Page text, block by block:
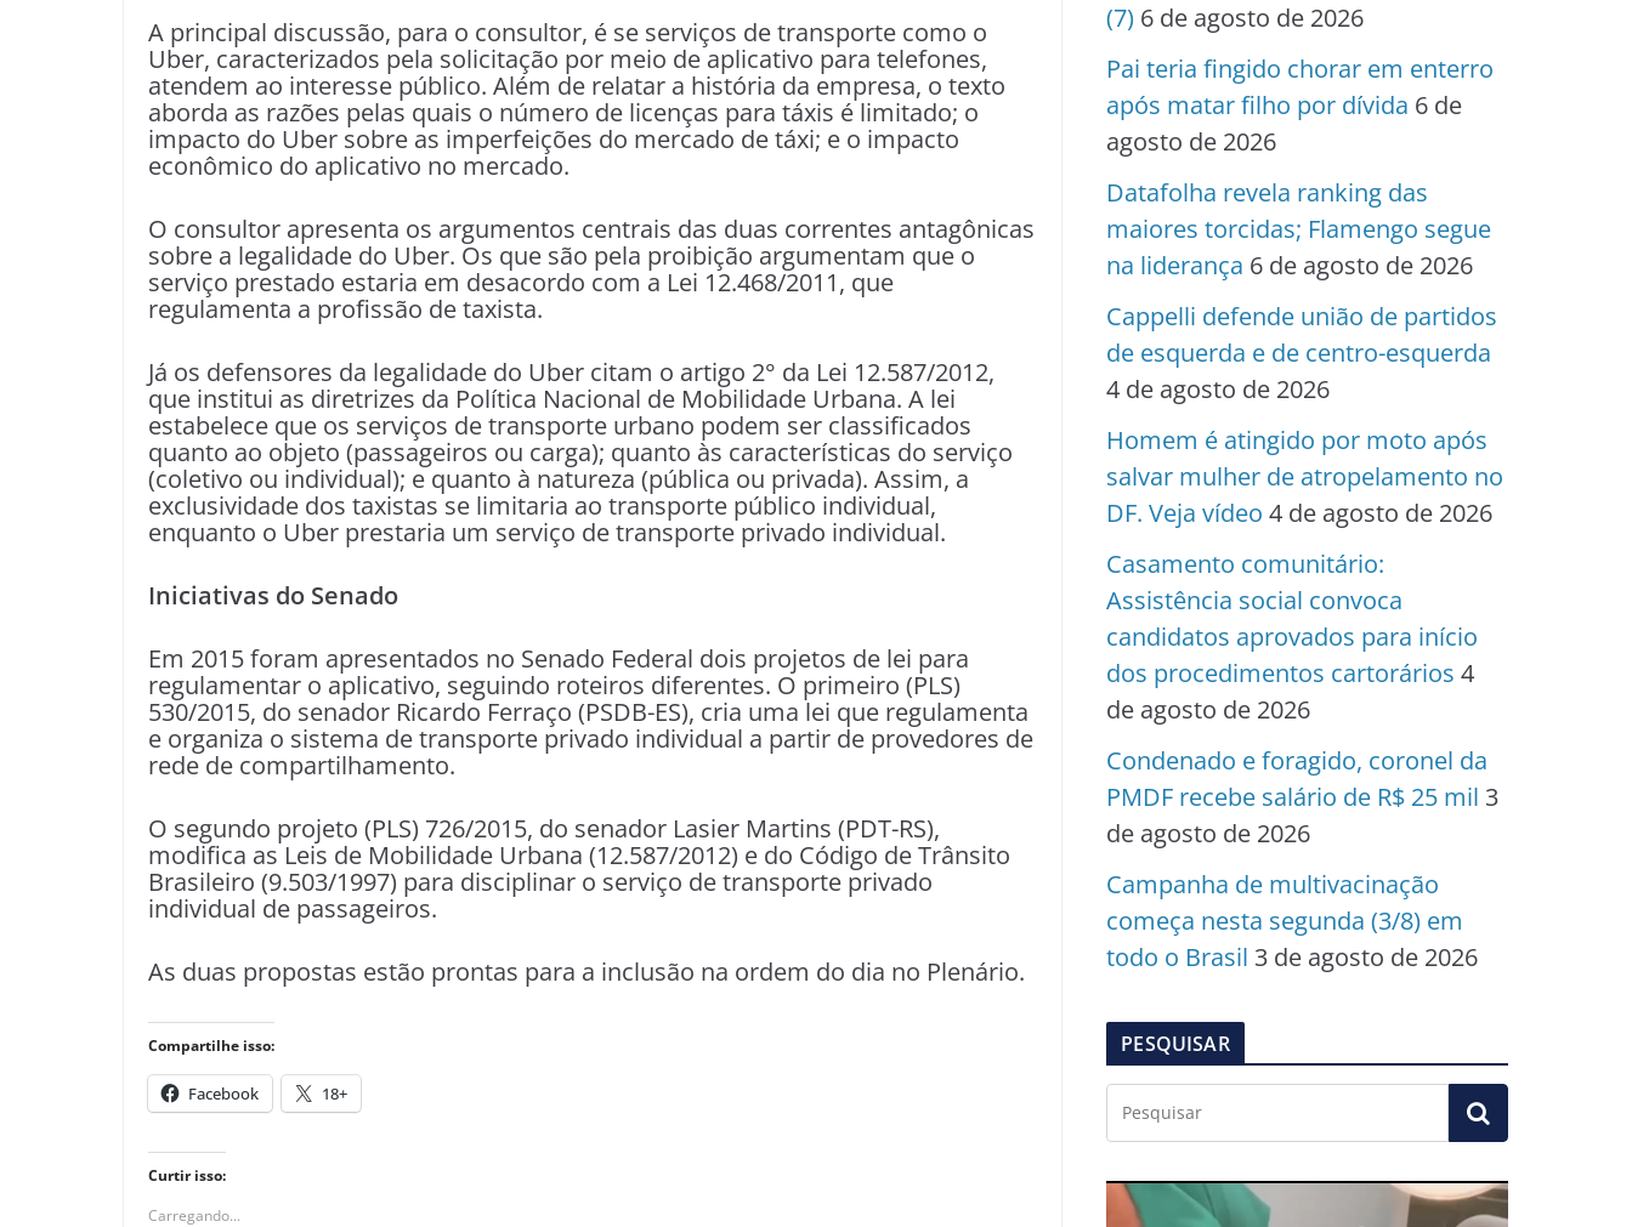
A principal discussão, para o consultor, é se serviços de transporte como o
Uber, caracterizados pela solicitação por meio de aplicativo para telefones,
atendem ao interesse público. Além de relatar a história da empresa, o texto
aborda as razões pelas quais o número de licenças para táxis é limitado; o
impacto do Uber sobre as imperfeições do mercado de táxi; e o impacto
econômico do aplicativo no mercado.
O consultor apresenta os argumentos centrais das duas correntes antagônicas
sobre a legalidade do Uber. Os que são pela proibição argumentam que o
serviço prestado estaria em desacordo com a Lei 12.468/2011, que
regulamenta a profissão de taxista.
Já os defensores da legalidade do Uber citam o artigo 2° da Lei 12.587/2012,
que institui as diretrizes da Política Nacional de Mobilidade Urbana. A lei
estabelece que os serviços de transporte urbano podem ser classificados
quanto ao objeto (passageiros ou carga); quanto às características do serviço
(coletivo ou individual); e quanto à natureza (pública ou privada). Assim, a
exclusividade dos taxistas se limitaria ao transporte público individual,
enquanto o Uber prestaria um serviço de transporte privado individual.
Iniciativas do Senado
Em 2015 foram apresentados no Senado Federal dois projetos de lei para
regulamentar o aplicativo, seguindo roteiros diferentes. O primeiro (PLS)
530/2015, do senador Ricardo Ferraço (PSDB-ES), cria uma lei que regulamenta
e organiza o sistema de transporte privado individual a partir de provedores de
rede de compartilhamento.
O segundo projeto (PLS) 726/2015, do senador Lasier Martins (PDT-RS),
modifica as Leis de Mobilidade Urbana (12.587/2012) e do Código de Trânsito
Brasileiro (9.503/1997) para disciplinar o serviço de transporte privado
individual de passageiros.
As duas propostas estão prontas para a inclusão na ordem do dia no Plenário.
Compartilhe isso:
Facebook 18+
Curtir isso:
Carregando...
(7) 6 de agosto de 2026
Pai teria fingido chorar em enterro
após matar filho por dívida 6 de
agosto de 2026
Datafolha revela ranking das
maiores torcidas; Flamengo segue
na liderança 6 de agosto de 2026
Cappelli defende união de partidos
de esquerda e de centro-esquerda
4 de agosto de 2026
Homem é atingido por moto após
salvar mulher de atropelamento no
DF. Veja vídeo 4 de agosto de 2026
Casamento comunitário:
Assistência social convoca
candidatos aprovados para início
dos procedimentos cartorários 4
de agosto de 2026
Condenado e foragido, coronel da
PMDF recebe salário de R$ 25 mil 3
de agosto de 2026
Campanha de multivacinação
começa nesta segunda (3/8) em
todo o Brasil 3 de agosto de 2026
PESQUISAR